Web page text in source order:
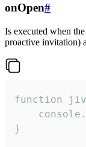
onOpen#
Is executed when
proactive invitation)
function
}